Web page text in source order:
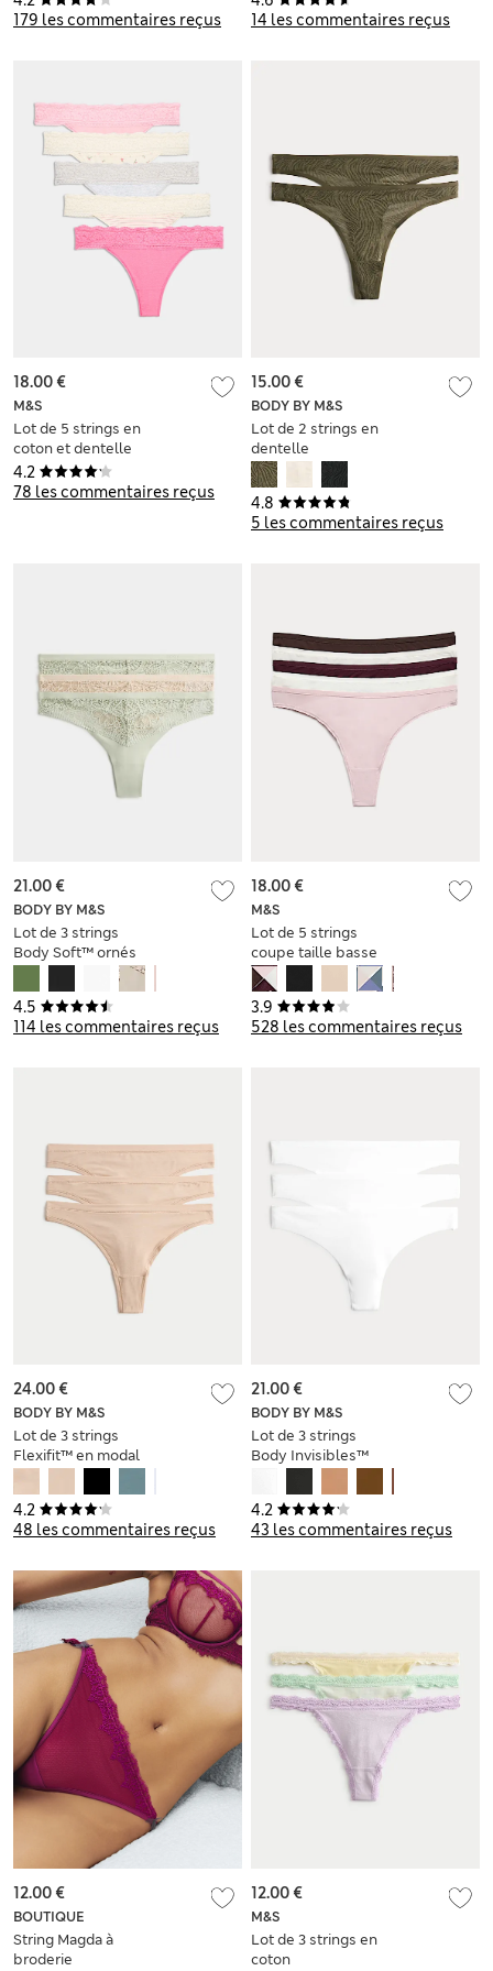
179 les commentaires reçus
14 les commentaires reçus
4.2
78 les commentaires reçus
M&S
Lot de 5 strings en
coton et dentelle
avec imprimé
18.00 €
4.8
5 les commentaires reçus
BODY BY M&S
Lot de 2 strings en
dentelle
15.00 €
4.5
114 les commentaires reçus
BODY BY M&S
Lot de 3 strings
Body Soft™ ornés
21.00 €
3.9
528 les commentaires reçus
M&S
Lot de 5 strings
coupe taille basse
en microfibre
18.00 €
4.2
48 les commentaires reçus
BODY BY M&S
Lot de 3 strings
Flexifit™ en modal
24.00 €
4.2
43 les commentaires reçus
BODY BY M&S
Lot de 3 strings
Body Invisibles™
apparentes
21.00 €
BOUTIQUE
String Magda à
broderie
12.00 €
M&S
Lot de 3 strings en
coton
12.00 €